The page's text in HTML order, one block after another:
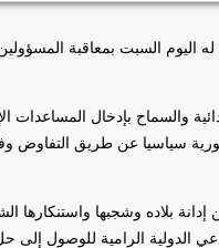
له اليوم السبت بمعاقبة
والسماح بإدخال المساعدات
بلاده وشجبها واستنكارها
الدولية الرامية للوصول إلى